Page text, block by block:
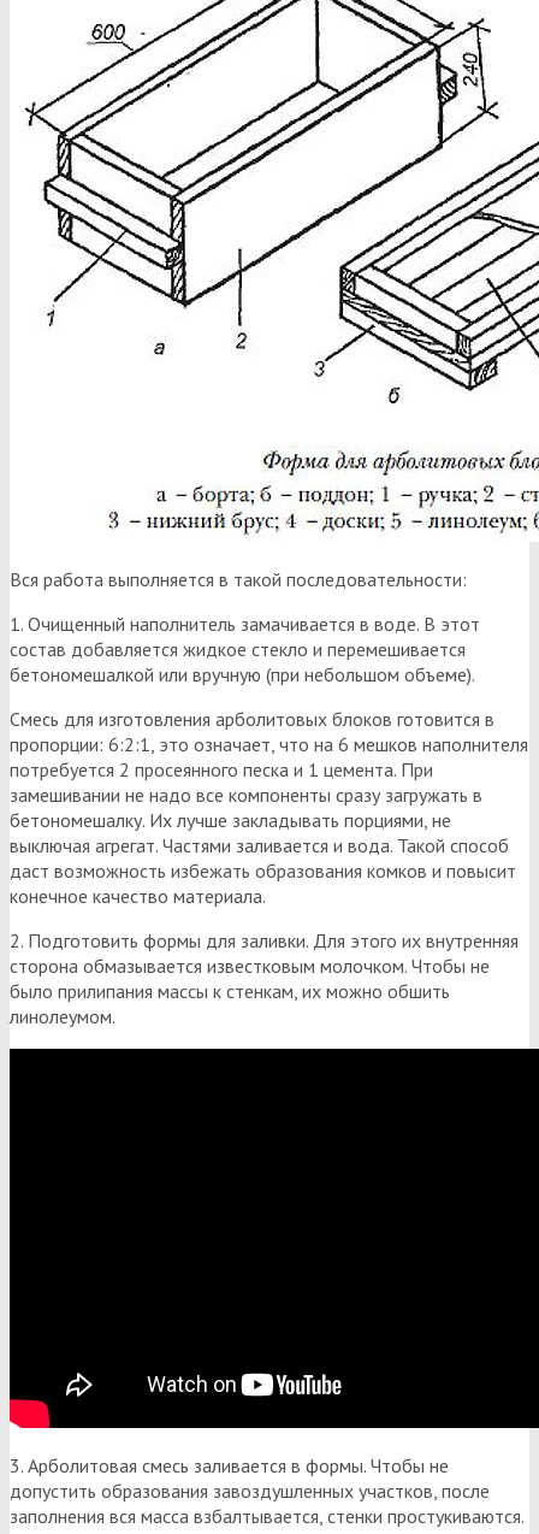
Вся работа выполняется в такой последовательности:
1. Очищенный наполнитель замачивается в воде. В этот
состав добавляется жидкое стекло и перемешивается
бетономешалкой или вручную (при небольшом объеме).
Смесь для изготовления арболитовых блоков готовится в
пропорции: 6:2:1, это означает, что на 6 мешков наполнителя
потребуется 2 просеянного песка и 1 цемента. При
замешивании не надо все компоненты сразу загружать в
бетономешалку. Их лучше закладывать порциями, не
выключая агрегат. Частями заливается и вода. Такой способ
даст возможность избежать образования комков и повысит
конечное качество материала.
2. Подготовить формы для заливки. Для этого их внутренняя
сторона обмазывается известковым молочком. Чтобы не
было прилипания массы к стенкам, их можно обшить
линолеумом.
3. Арболитовая смесь заливается в формы. Чтобы не
допустить образования завоздушленных участков, после
заполнения вся масса взбалтывается, стенки простукиваются.